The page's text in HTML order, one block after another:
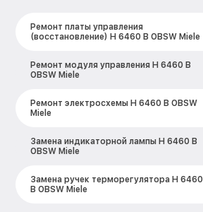
Ремонт платы управления
(восстановление) H 6460 B OBSW Miele
Ремонт модуля управления H 6460 B
OBSW Miele
Ремонт электросхемы H 6460 B OBSW
Miele
Замена индикаторной лампы H 6460 B
OBSW Miele
Замена ручек терморегулятора H 6460
B OBSW Miele